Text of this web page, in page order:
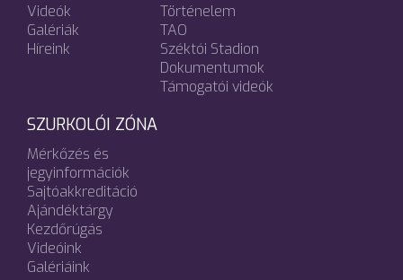
Videók
Galériák
Híreink
Történelem
TAO
Széktói Stadion
Dokumentumok
Támogatói videók
SZURKOLÓI ZÓNA
Mérkőzés és
jegyinformációk
Sajtóakkreditáció
Ajándéktárgy
Kezdőrúgás
Videóink
Galériáink